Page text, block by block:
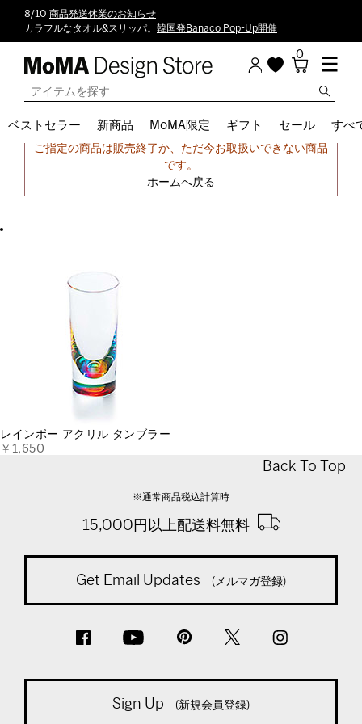
8/10 商品発送休業のお知らせ
カラフルなタオル&スリッパ。 韓国発Banaco Pop-Up開催
0
ベストセラー 新商品 MoMA限定 ギフト セール すべ
申し訳ございません。
ご指定の商品は販売終了か、ただ今お取扱いできない商品
です。
ホームへ戻る
レインボー アクリル タンブラー
￥1,650
Back To Top
※通常商品税込計算時
15,000円以上配送料無料
Get Email Updates (メルマガ登録)
Sign Up (新規会員登録)